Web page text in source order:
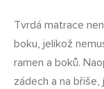
Tvrdá matrace
boku, jelikož
ramen a boků.
zádech a na